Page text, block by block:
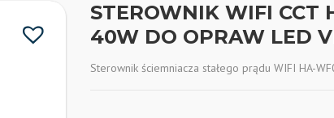
STEROWNIK WIFI CCT
40W DO OPRAW LED
Sterownik ściemniacza stałego prądu WIFI HA-